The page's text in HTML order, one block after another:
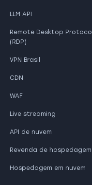
LLM API
Remote Desktop Protocol
(RDP)
VPN Brasil
CDN
WAF
Live streaming
API de nuvem
Revenda de hospedagem
Hospedagem em nuvem